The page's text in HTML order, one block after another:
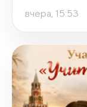
вчера, 15:53